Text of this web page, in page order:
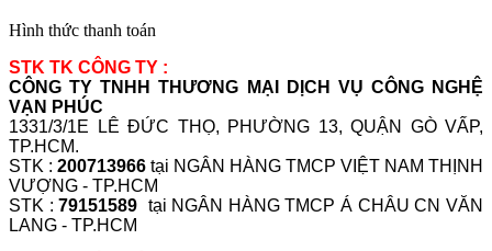
Hình thức thanh toán
STK TK CÔNG TY :
CÔNG TY TNHH THƯƠNG MẠI DỊCH VỤ CÔNG NGHỆ
VẠN PHÚC
1331/3/1E LÊ ĐỨC THỌ, PHƯỜNG 13, QUẬN GÒ VẤP,
TP.HCM.
STK : 200713966 tại NGÂN HÀNG TMCP VIỆT NAM THỊNH
VƯỢNG - TP.HCM
STK :79151589 tại NGÂN HÀNG TMCP Á CHÂU CN VĂN
LANG - TP.HCM